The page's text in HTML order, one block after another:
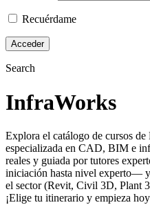
Recuérdame
Search
InfraWorks
Explora el catálogo de cursos
especializada en CAD, BIM e
reales y guiada por tutores
iniciación hasta nivel experto— y
el sector (Revit, Civil 3D, Plant
¡Elige tu itinerario y empieza